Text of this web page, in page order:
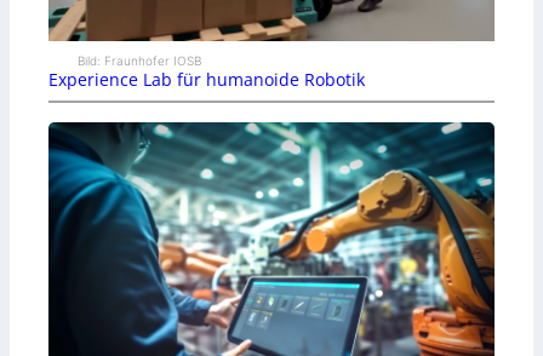
Bild: Fraunhofer IOSB
Experience Lab für humanoide Robotik